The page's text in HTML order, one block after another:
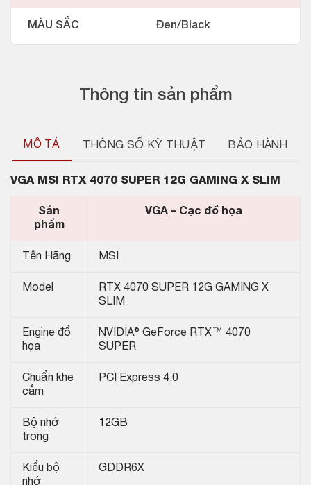
Thông tin sản phẩm
MÔ TẢ THÔNG SỐ KỸ THUẬT BẢO HÀNH
VGA MSI RTX 4070 SUPER 12G GAMING X SLIM
Sản
phẩm
VGA – Cạc đồ họa
Tên Hãng MSI
Model
RTX 4070 SUPER 12G GAMING X
SLIM
Engine đồ
họa
NVIDIA® GeForce RTX™ 4070
SUPER
Chuẩn khe
cắm
PCI Express 4.0
Bộ nhớ
trong
12GB
Kiểu bộ
nhớ
GDDR6X
MÀU SẮC Đen/Black